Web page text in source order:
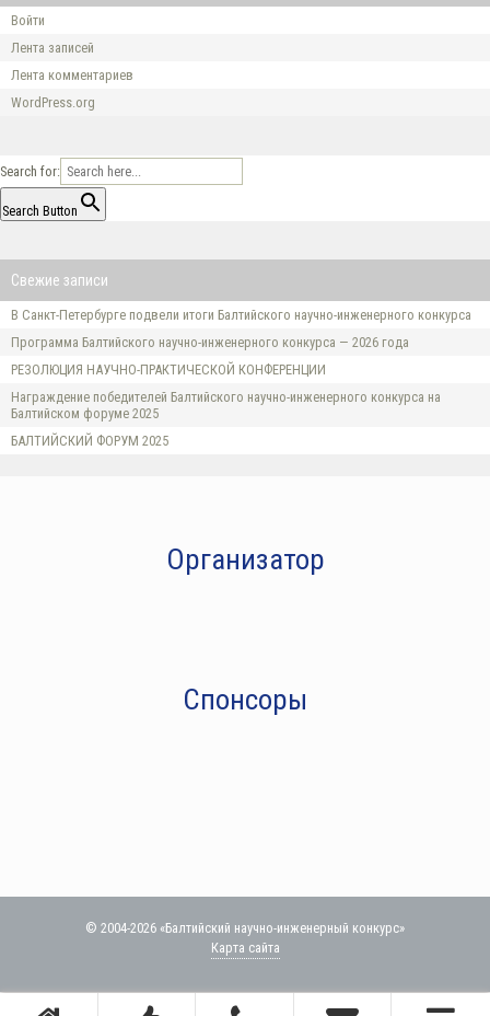
Войти
Лента записей
Лента комментариев
WordPress.org
Search for:
Search Button
Свежие записи
В Санкт-Петербурге подвели итоги Балтийского научно-инженерного конкурса
Программа Балтийского научно-инженерного конкурса — 2026 года
РЕЗОЛЮЦИЯ НАУЧНО-ПРАКТИЧЕСКОЙ КОНФЕРЕНЦИИ
Награждение победителей Балтийского научно-инженерного конкурса на
Балтийском форуме 2025
БАЛТИЙСКИЙ ФОРУМ 2025
Организатор
Спонсоры
© 2004-2026 «Балтийский научно-инженерный конкурс»
Карта сайта